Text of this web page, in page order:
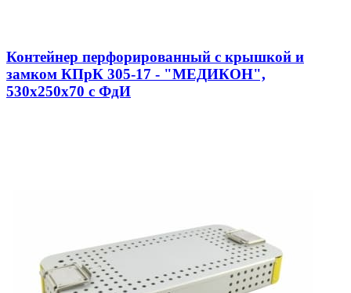
Контейнер перфорированный с крышкой и
замком КПрК 305-17 - "МЕДИКОН",
530х250х70 с ФдИ